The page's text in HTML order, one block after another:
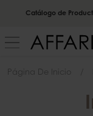
Catálogo de
Página De Inicio